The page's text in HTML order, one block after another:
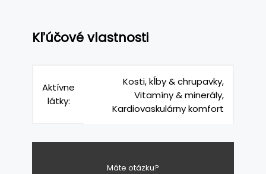
Kľúčové vlastnosti
Aktívne
látky:
Kosti, kĺby & chrupavky,
Vitamíny & minerály,
Kardiovaskulárny komfort
Máte otázku?